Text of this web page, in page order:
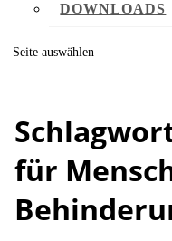
DOWNLOADS
Seite auswählen
für